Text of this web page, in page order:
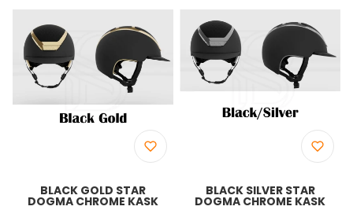
BLACK GOLD STAR
DOGMA CHROME KASK
BLACK SILVER STAR
DOGMA CHROME KASK